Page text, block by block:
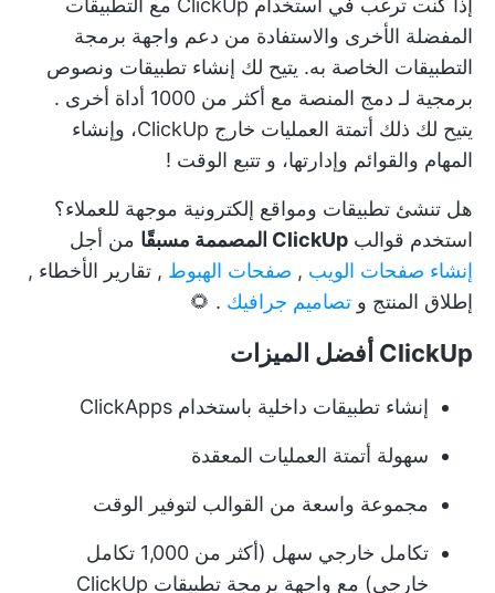
المفضلة الأخرى والاستفادة من دعم واجهة برمجة
التطبيقات الخاصة به. يتيح لك إنشاء تطبيقات ونصوص
برمجية لـ دمج المنصة مع أكثر من 1000 أداة أخرى
.
يتيح لك ذلك أتمتة العمليات خارج ClickUp، وإنشاء
المهام والقوائم وإدارتها، و تتبع الوقت !
هل تنشئ تطبيقات ومواقع إلكترونية موجهة للعملاء؟
استخدم قوالب ClickUp المصممة مسبقًا
من أجل
إنشاء صفحات الويب , صفحات الهبوط , تقارير الأخطاء ,
إطلاق المنتج و تصاميم جرافيك . 🌻
ClickUp أفضل الميزات
إنشاء تطبيقات داخلية باستخدام ClickApps
سهولة أتمتة العمليات المعقدة
مجموعة واسعة من القوالب لتوفير الوقت
تكامل خارجي سهل (أكثر من 1,000 تكامل
خارجي) مع واجهة برمجة تطبيقات ClickUp